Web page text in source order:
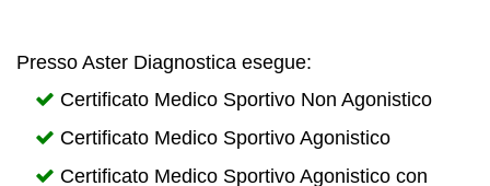
Presso Aster Diagnostica esegue:
Certificato Medico Sportivo Non Agonistico
Certificato Medico Sportivo Agonistico
Certificato Medico Sportivo Agonistico con